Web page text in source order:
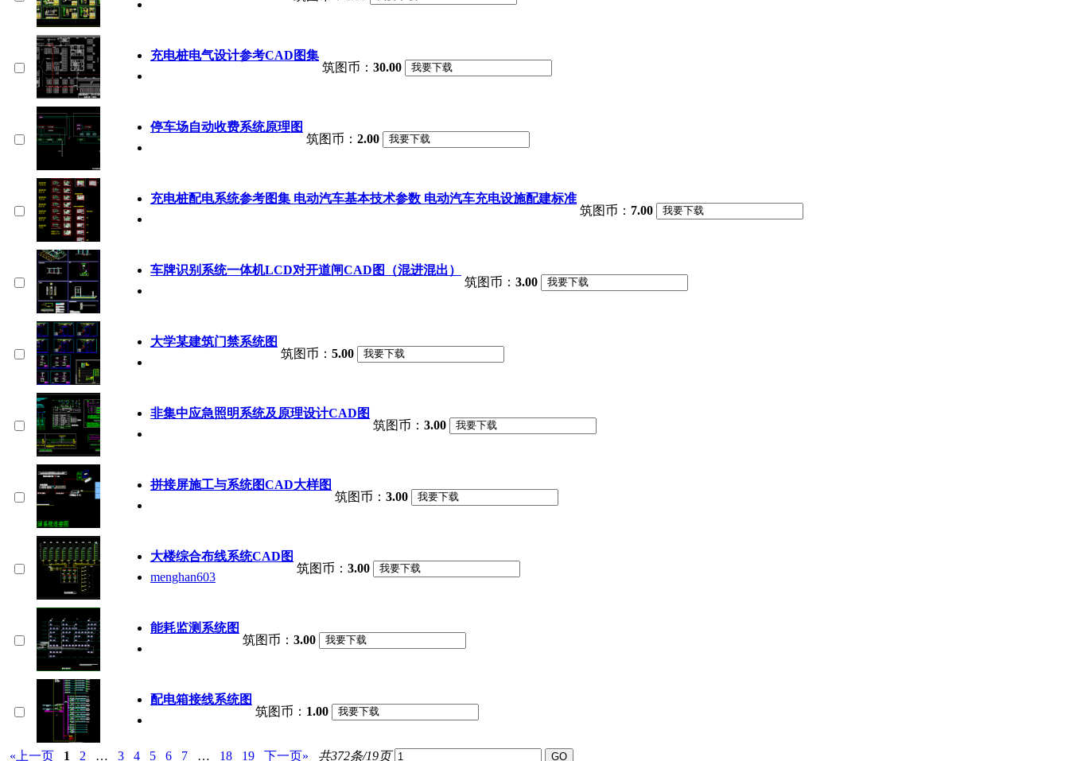
充电桩电气设计参考CAD图集
筑图币： 30.00
停车场自动收费系统原理图
筑图币： 2.00
充电桩配电系统参考图集 电动汽车基本技术参数 电动汽车充电设施配建标准
筑图币： 7.00
车牌识别系统一体机LCD对开道闸CAD图（混进混出）
筑图币： 3.00
大学某建筑门禁系统图
筑图币： 5.00
非集中应急照明系统及原理设计CAD图
筑图币： 3.00
拼接屏施工与系统图CAD大样图
筑图币： 3.00
大楼综合布线系统CAD图
menghan603
筑图币： 3.00
能耗监测系统图
筑图币： 3.00
配电箱接线系统图
筑图币： 1.00
«上一页 1 2 … 3 4 5 6 7 … 18 19 下一页» 共372条/19页